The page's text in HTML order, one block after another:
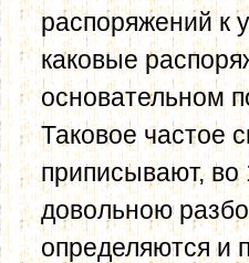
распоряжений к
каковые
основательном
Таковое частое
приписывают, во
довольною
определяются и